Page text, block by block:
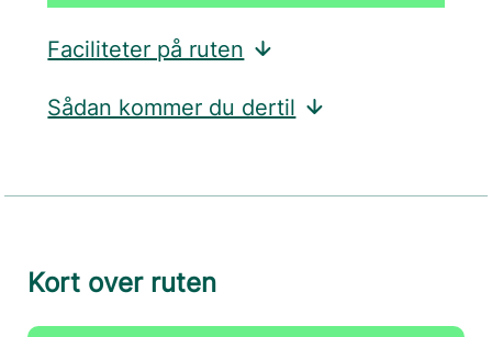
Faciliteter på ruten
Sådan kommer du dertil
Kort over ruten